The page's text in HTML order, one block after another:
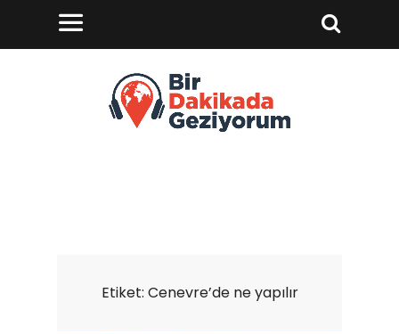
Etiket: Cenevre’de ne yapılır